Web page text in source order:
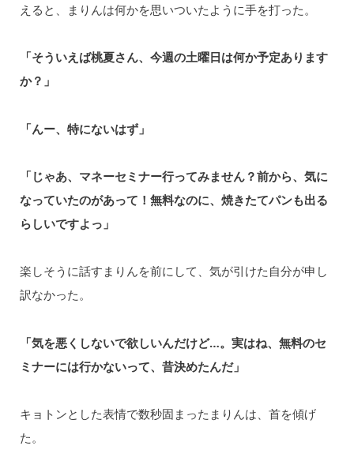
えると、まりんは何かを思いついたように手を打った。
「そういえば桃夏さん、今週の土曜日は何か予定あります
か？」
「んー、特にないはず」
「じゃあ、マネーセミナー行ってみません？前から、気に
なっていたのがあって！無料なのに、焼きたてパンも出る
らしいですよっ」
楽しそうに話すまりんを前にして、気が引けた自分が申し
訳なかった。
「気を悪くしないで欲しいんだけど…。実はね、無料のセ
ミナーには行かないって、昔決めたんだ」
キョトンとした表情で数秒固まったまりんは、首を傾げ
た。